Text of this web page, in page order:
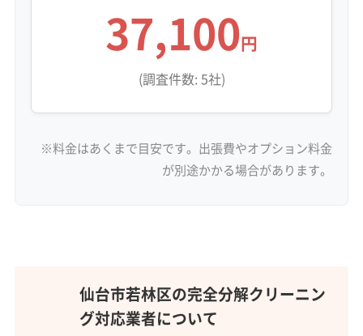
37,100円
(調査件数: 5社)
※料金はあくまで目安です。出張費やオプション料金
が別途かかる場合があります。
仙台市若林区の完全分解クリーニン
グ対応業者について